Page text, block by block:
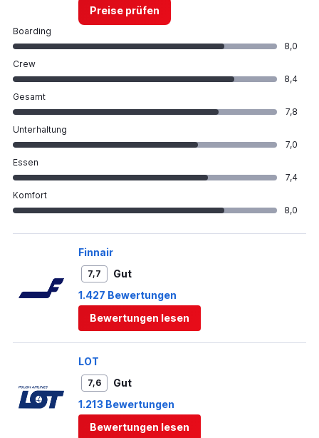
Preise prüfen
Boarding
8,0
Crew
8,4
Gesamt
7,8
Unterhaltung
7,0
Essen
7,4
Komfort
8,0
Finnair
7,7
Gut
1.427 Bewertungen
Bewertungen lesen
LOT
7,6
Gut
1.213 Bewertungen
Bewertungen lesen